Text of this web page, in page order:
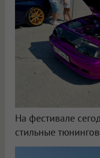
На фестивале
стильные